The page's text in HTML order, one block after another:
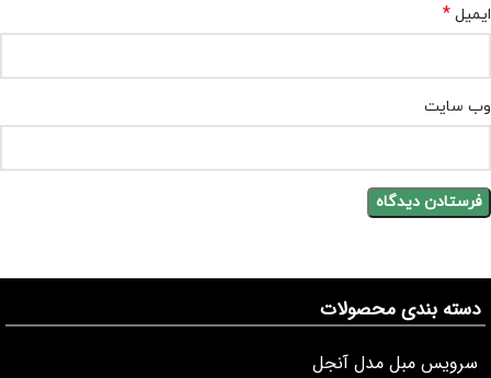
ایمیل *
وب‌ سایت
دسته بندی محصولات
سرویس مبل مدل آنجل